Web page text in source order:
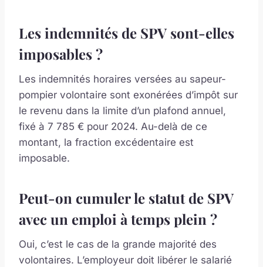
Les indemnités de SPV sont-elles
imposables ?
Les indemnités horaires versées au sapeur-
pompier volontaire sont exonérées d’impôt sur
le revenu dans la limite d’un plafond annuel,
fixé à 7 785 € pour 2024. Au-delà de ce
montant, la fraction excédentaire est
imposable.
Peut-on cumuler le statut de SPV
avec un emploi à temps plein ?
Oui, c’est le cas de la grande majorité des
volontaires. L’employeur doit libérer le salarié